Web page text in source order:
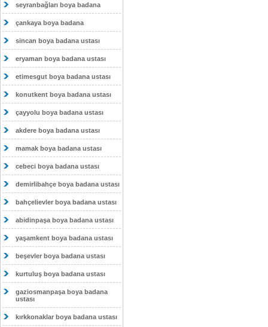
seyranbağları boya badana
çankaya boya badana
sincan boya badana ustası
eryaman boya badana ustası
etimesgut boya badana ustası
konutkent boya badana ustası
çayyolu boya badana ustası
akdere boya badana ustası
mamak boya badana ustası
cebeci boya badana ustası
demirlibahçe boya badana ustası
bahçelievler boya badana ustası
abidinpaşa boya badana ustası
yaşamkent boya badana ustası
beşevler boya badana ustası
kurtuluş boya badana ustası
gaziosmanpaşa boya badana
ustası
kırkkonaklar boya badana ustası